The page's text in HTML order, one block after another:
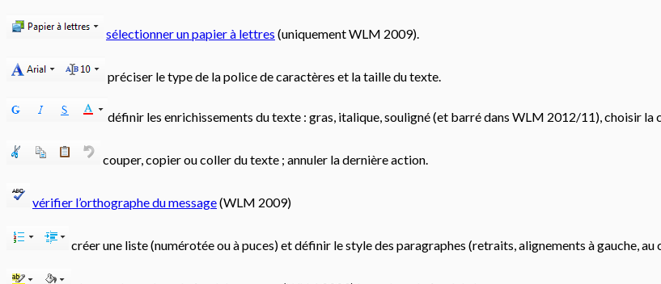
sélectionner un papier à lettres (uniquement WLM 2009).
préciser le type de la police de caractères et la taille du texte.
définir les enrichissements du texte : gras, italique, souligné (et barré dans WLM 2012/11), choisir la
couper, copier ou coller du texte ; annuler la dernière action.
vérifier l’orthographe du message(WLM 2009)
créer une liste (numérotée ou à puces) et définir le style des paragraphes (retraits, alignements à gauche,